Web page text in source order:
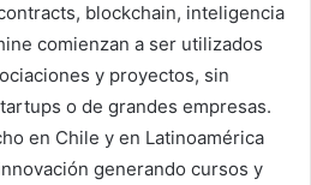
blockchain, inteligencia
comienzan a ser utilizados
y proyectos, sin
o de grandes empresas.
en Chile y en Latinoamérica
generando cursos y